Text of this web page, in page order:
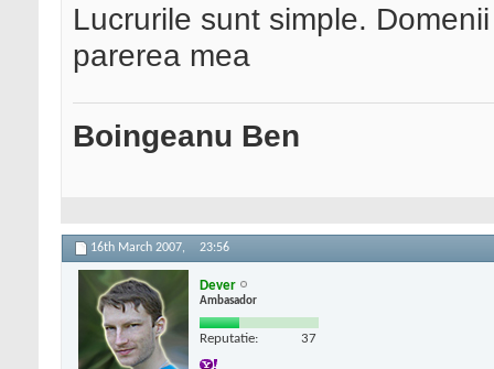
Lucrurile sunt simple.
parerea mea
Boingeanu Ben
16th March 2007, 23:56
Dever
Ambasador
Reputatie: 37